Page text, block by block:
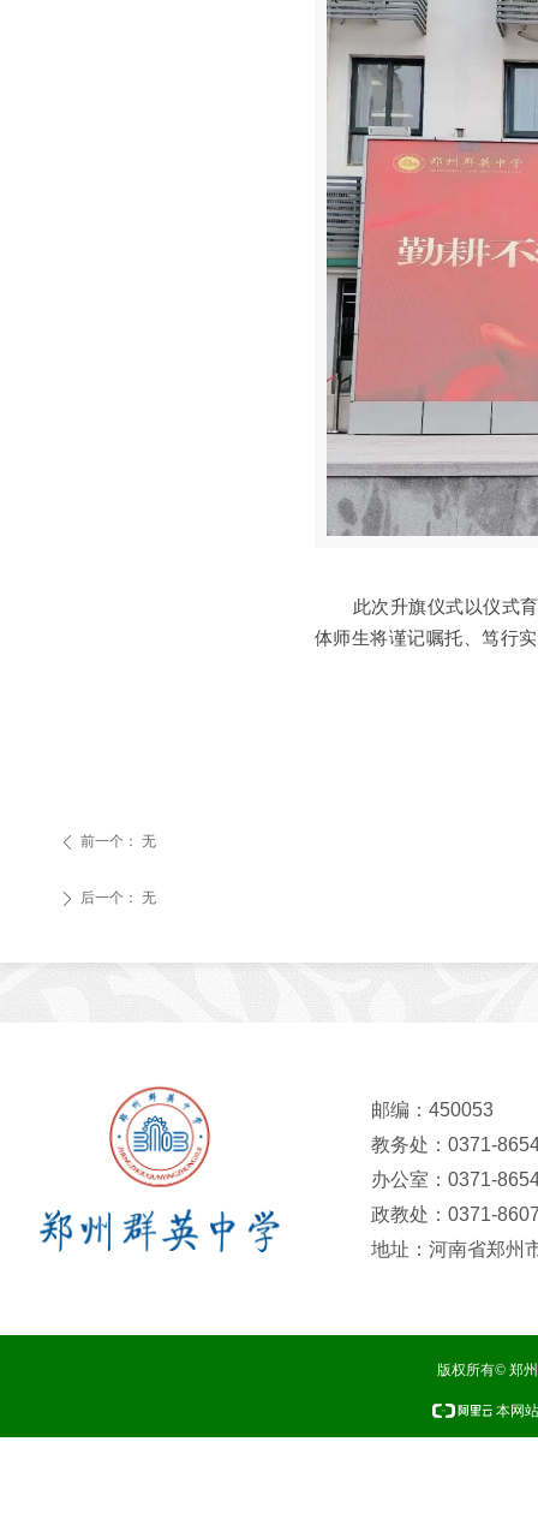
此次升旗仪式以仪式
体师生将谨记嘱托、笃行
ꄴ 前一个： 无
ꄲ 后一个： 无
邮编：450053
教务处：0371-
办公室：0371-
政教处：0371-
地址：河南省郑州
版权所有© 郑
本网